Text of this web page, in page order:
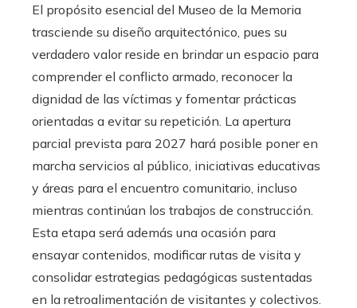
El propósito esencial del Museo de la Memoria
trasciende su diseño arquitectónico, pues su
verdadero valor reside en brindar un espacio para
comprender el conflicto armado, reconocer la
dignidad de las víctimas y fomentar prácticas
orientadas a evitar su repetición. La apertura
parcial prevista para 2027 hará posible poner en
marcha servicios al público, iniciativas educativas
y áreas para el encuentro comunitario, incluso
mientras continúan los trabajos de construcción.
Esta etapa será además una ocasión para
ensayar contenidos, modificar rutas de visita y
consolidar estrategias pedagógicas sustentadas
en la retroalimentación de visitantes y colectivos.